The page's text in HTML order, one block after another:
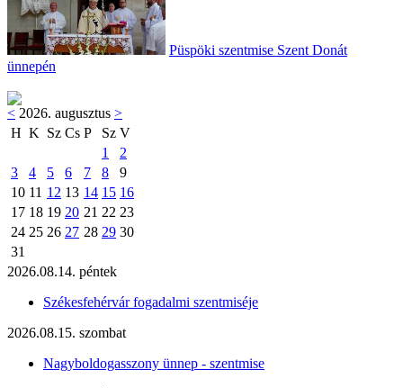
Püspöki szentmise Szent Donát
ünnepén
< 2026. augusztus >
H K Sz Cs P Sz V
1
2
3
4 5 6 7 8
9
10 11 12 13 14 15 16
17 18 19 20 21 22 23
24 25 26 27 28 29 30
31
2026.08.14. péntek
Székesfehérvár fogadalmi szentmiséje
2026.08.15. szombat
Nagyboldogasszony ünnep - szentmise